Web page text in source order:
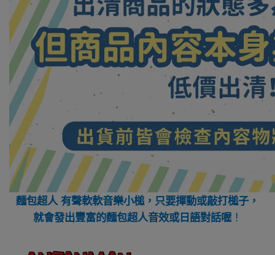
麵包超人 有聲軟軟音樂小槌，只要揮動或敲打槌子，
就會發出豐富的麵包超人音效或日語對話喔！